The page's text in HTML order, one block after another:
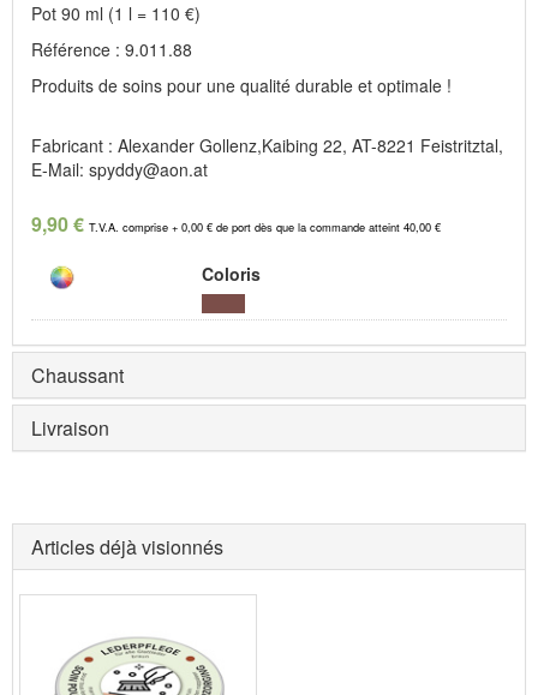
Pot 90 ml (1 l = 110 €)
Référence : 9.011.88
Produits de soins pour une qualité durable et optimale !
Fabricant : Alexander Gollenz,Kaibing 22, AT-8221 Feistritztal,
E-Mail: spyddy@aon.at
9,90 € T.V.A. comprise + 0,00 € de port dès que la commande atteint 40,00 €
Coloris
Chaussant
Livraison
Articles déjà visionnés